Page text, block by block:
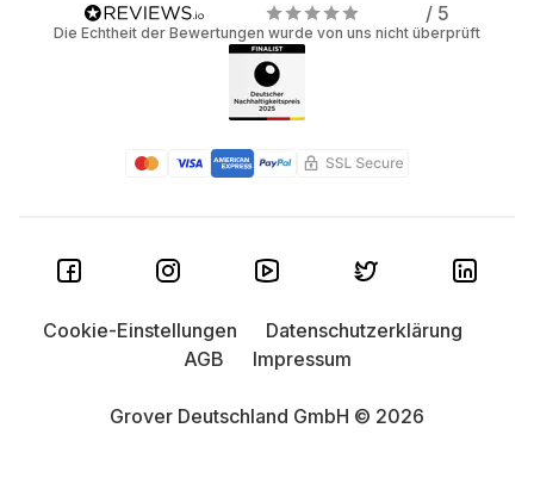
/ 5
Die Echtheit der Bewertungen wurde von uns nicht überprüft
Grover Deutschland GmbH © 2026
Cookie-Einstellungen
Datenschutzerklärung
AGB
Impressum